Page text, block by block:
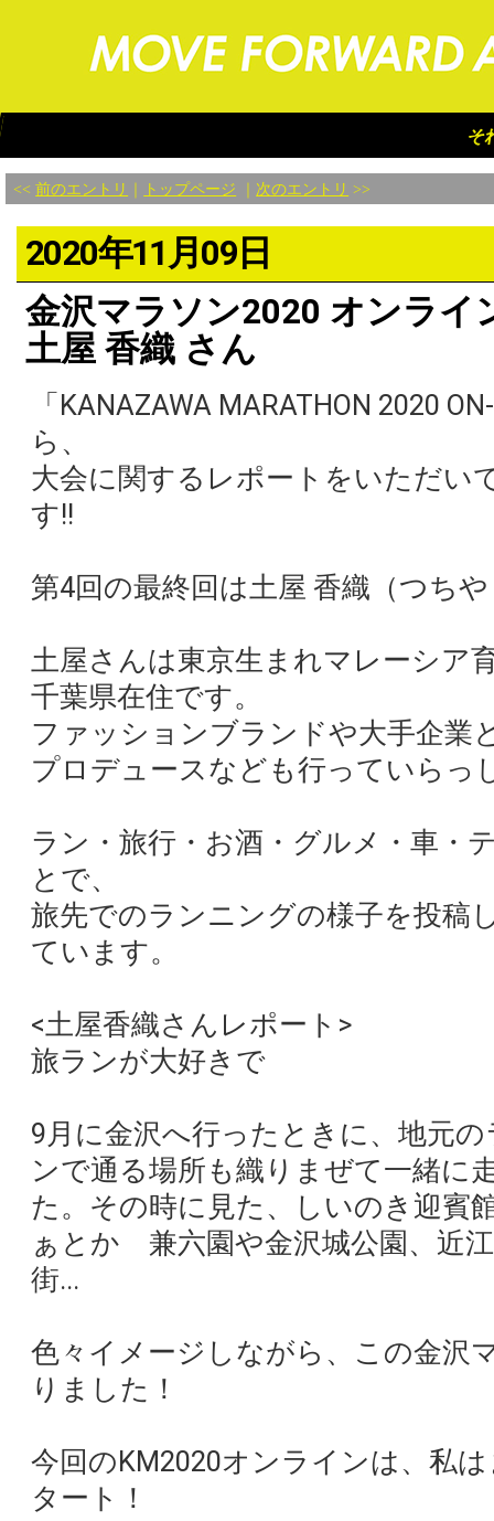
金沢
そ
<<前のエントリ ｜ トップページ ｜ 次のエントリ >>
2020年11月09日
金沢マラソン2020 オンラ
土屋 香織 さん
「KANAZAWA MARATHON 2020
ら、
大会に関するレポートをいただい
す!!
第4回の最終回は土屋 香織（つち
土屋さんは東京生まれマレーシア
千葉県在住です。
ファッションブランドや大手企業
プロデュースなども行っていらっ
ラン・旅行・お酒・グルメ・車・
とで、
旅先でのランニングの様子を投稿
ています。
<土屋香織さんレポート>
旅ランが大好きで
9月に金沢へ行ったときに、地元
ンで通る場所も織りまぜて一緒に
た。その時に見た、しいのき迎賓
ぁとか 兼六園や金沢城公園、近
街...
色々イメージしながら、この金沢
りました！
今回のKM2020オンラインは、私
タート！